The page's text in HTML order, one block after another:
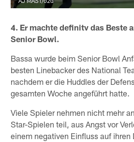
4. Er machte definitv das Beste
Senior Bowl.
Bassa wurde beim Senior Bowl
besten Linebacker des National
nachdem er die Huddles der
gesamten Woche angeführt hatte.
Viele Spieler nehmen nicht mehr
Star-Spielen teil, aus Angst vor
einem negativen Einfluss auf ihren